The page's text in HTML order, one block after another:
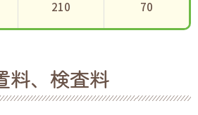
210 70
料、検査料